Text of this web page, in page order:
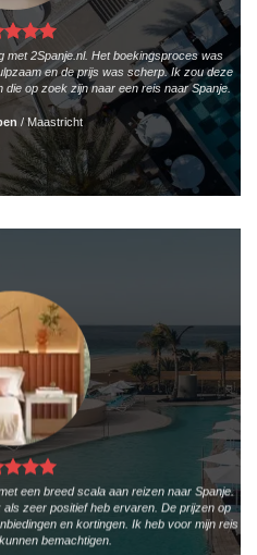
met 2Spanje.nl. Het boekingsproces was
en de prijs was scherp. Ik zou deze
op zoek zijn naar een reis naar Spanje.
/Maastricht
een breed scala aan reizen naar Spanje.
zeer positief heb ervaren. De prijzen op
en kortingen. Ik heb voor mijn reis
bemachtigen.